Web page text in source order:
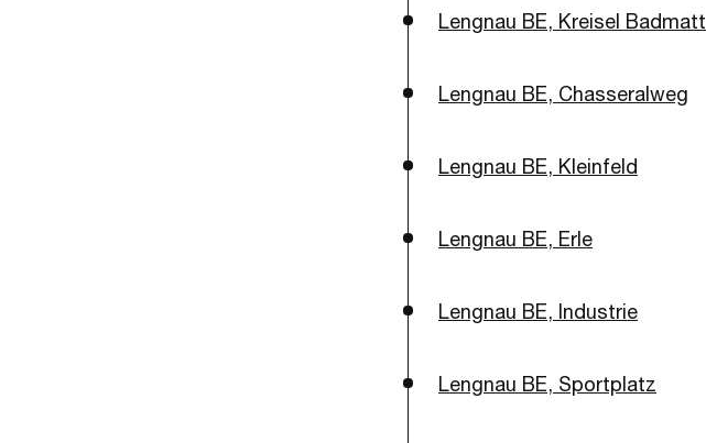
Lengnau BE, Kreisel Badmatt
Lengnau BE, Chasseralweg
Lengnau BE, Kleinfeld
Lengnau BE, Erle
Lengnau BE, Industrie
Lengnau BE, Sportplatz